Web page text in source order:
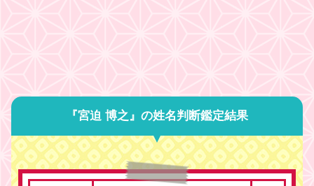
『宮迫 博之』の姓名判断鑑定結果